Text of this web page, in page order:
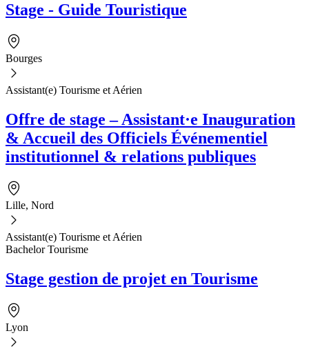
Stage - Guide Touristique
Bourges
Assistant(e) Tourisme et Aérien
Offre de stage – Assistant·e Inauguration
& Accueil des Officiels Événementiel
institutionnel & relations publiques
Lille, Nord
Assistant(e) Tourisme et Aérien
Bachelor Tourisme
Stage gestion de projet en Tourisme
Lyon